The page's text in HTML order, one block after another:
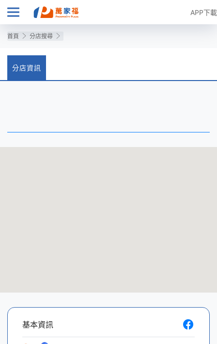
APP下載
首頁 分店搜尋
分店資訊
基本資訊